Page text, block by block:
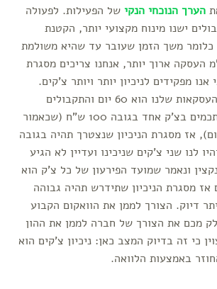
הערך הנוכחי הנקי של הפעילות. לפעולה
ישנו מינוח מקצועי יותר, הקטנת
משך הזמן שעובר עד שהיא משולמת
ארוך יותר, אנחנו צריכים מסגרת
אנו מפקידים לניכיון יותר ויותר צ'קים.
למשל, נניח ומח"מ העסקאות שלנו הוא 60 יום והתקבולים
החודשיים שלנו מסתכמים בצ'ק אחד בגובה 100 ש"ח (שכאמור
בעוד כ-60 יום), אז מסגרת הניכיון שנצטרך תהיה בגובה
לנו שני צ'קים שניכינו ועדיין לא הגיע
ונאמר שמועד הפירעון של כל צ'ק הוא
מסגרת הניכיון שתידרש תהיה גבוהה
ש"ח ליתר דיוק. הצורך לממן את הוואקום הקבוע
מכם את הצורך של חברה לממן את ההון
כי זה בדיוק המצב כאן: ניכיון צ'קים הוא
באמצעות הלוואה.